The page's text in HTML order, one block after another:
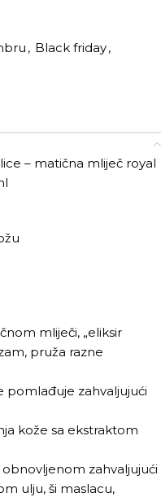
, Black friday,
– matična mliječ royal
mliječi, „eliksir
pruža razne
pomlađuje zahvaljujući
kože sa ekstraktom
zahvaljujući
ulju, ši maslacu,